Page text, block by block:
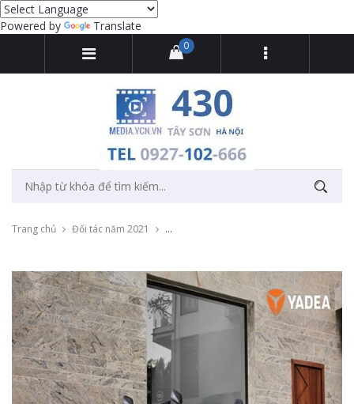
Powered by Translate
0
Trang chủ Đối tác năm 2021 Thu âm quảng cáo xe điện Khánh Toàn